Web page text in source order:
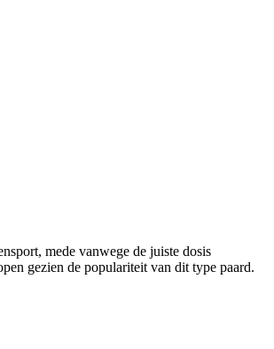
mede vanwege de juiste dosis
gezien de populariteit van dit type paard.